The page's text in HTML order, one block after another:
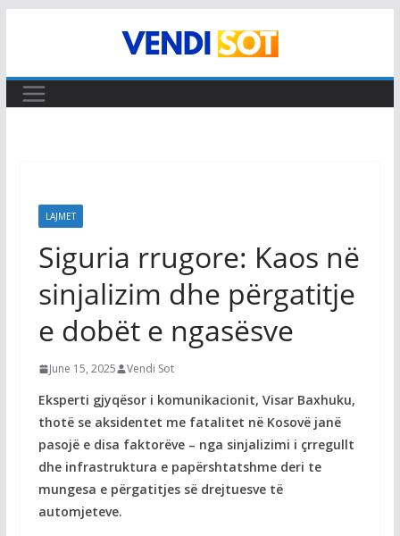
LAJMET
Siguria rrugore: Kaos në
sinjalizim dhe përgatitje
e dobët e ngasësve
June 15, 2025 Vendi Sot
Eksperti gjyqësor i komunikacionit, Visar Baxhuku,
thotë se aksidentet me fatalitet në Kosovë janë
pasojë e disa faktorëve – nga sinjalizimi i çrregullt
dhe infrastruktura e papërshtatshme deri te
mungesa e përgatitjes së drejtuesve të
automjeteve.